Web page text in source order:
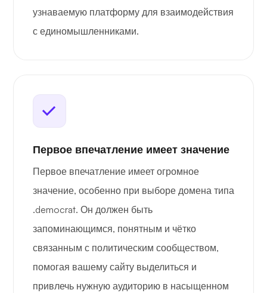
узнаваемую платформу для взаимодействия
с единомышленниками.
Первое впечатление имеет значение
Первое впечатление имеет огромное
значение, особенно при выборе домена типа
.democrat. Он должен быть
запоминающимся, понятным и чётко
связанным с политическим сообществом,
помогая вашему сайту выделиться и
привлечь нужную аудиторию в насыщенном